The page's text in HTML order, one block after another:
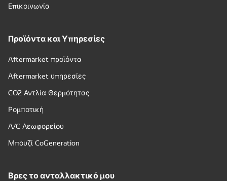
Επικοινωνία
Προϊόντα και Υπηρεσίες
Aftermarket προϊόντα
Aftermarket υπηρεσίες
CO2 Αντλία Θερμότητας
Ρομποτική
A/C Λεωφορείου
Μπουζί CoGeneration
Βρες το ανταλλακτικό μου